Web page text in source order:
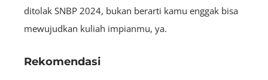
ditolak SNBP 2024, bukan berarti kamu enggak bisa
mewujudkan kuliah impianmu, ya.
Rekomendasi